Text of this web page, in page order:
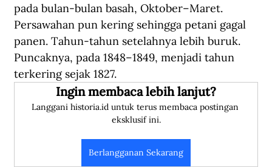
pada bulan-bulan basah, Oktober–Maret.
Persawahan pun kering sehingga petani gagal
panen. Tahun-tahun setelahnya lebih buruk.
Puncaknya, pada 1848–1849, menjadi tahun
terkering sejak 1827.
Ingin membaca lebih lanjut?
Langgani historia.id untuk terus membaca postingan
eksklusif ini.
Berlangganan Sekarang